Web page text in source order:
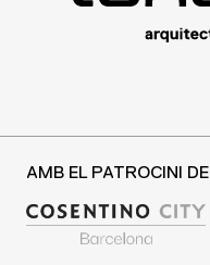
AMB EL PATROCINI DE